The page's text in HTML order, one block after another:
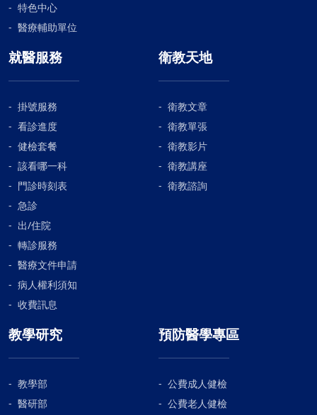
特色中心
醫療輔助單位
就醫服務
掛號服務
看診進度
健檢套餐
該看哪一科
門診時刻表
急診
出/住院
轉診服務
醫療文件申請
病人權利須知
收費訊息
衛教天地
衛教文章
衛教單張
衛教影片
衛教講座
衛教諮詢
教學研究
教學部
醫研部
預防醫學專區
公費成人健檢
公費老人健檢